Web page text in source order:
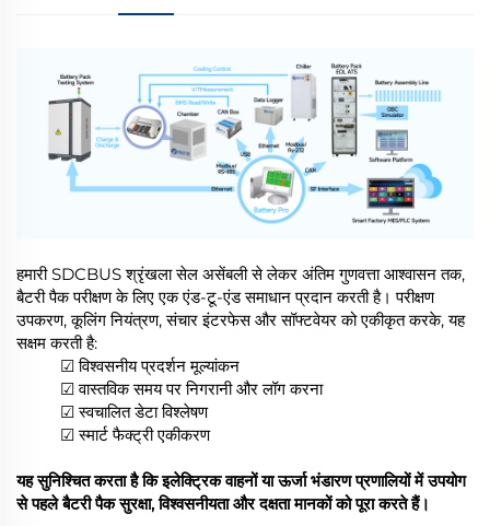
हमारी SDCBUS श्रृंखला सेल असेंबली से लेकर अंतिम गुणवत्ता आश्वासन तक,
बैटरी पैक परीक्षण के लिए एक एंड-टू-एंड समाधान प्रदान करती है। परीक्षण
उपकरण, कूलिंग नियंत्रण, संचार इंटरफेस और सॉफ्टवेयर को एकीकृत करके, यह
सक्षम करती है:
☑ विश्वसनीय प्रदर्शन मूल्यांकन
☑ वास्तविक समय पर निगरानी और लॉग करना
☑ स्वचालित डेटा विश्लेषण
☑ स्मार्ट फैक्ट्री एकीकरण
यह सुनिश्चित करता है कि इलेक्ट्रिक वाहनों या ऊर्जा भंडारण प्रणालियों में उपयोग
से पहले बैटरी पैक सुरक्षा, विश्वसनीयता और दक्षता मानकों को पूरा करते हैं।